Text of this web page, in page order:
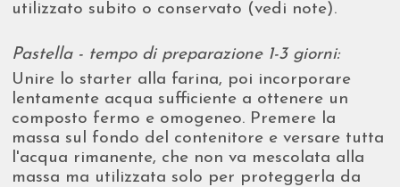
utilizzato subito o conservato (vedi note).
Pastella - tempo di preparazione 1-3 giorni:
Unire lo starter alla farina, poi incorporare
lentamente acqua sufficiente a ottenere un
composto fermo e omogeneo. Premere la
massa sul fondo del contenitore e versare tutta
l'acqua rimanente, che non va mescolata alla
massa ma utilizzata solo per proteggerla da